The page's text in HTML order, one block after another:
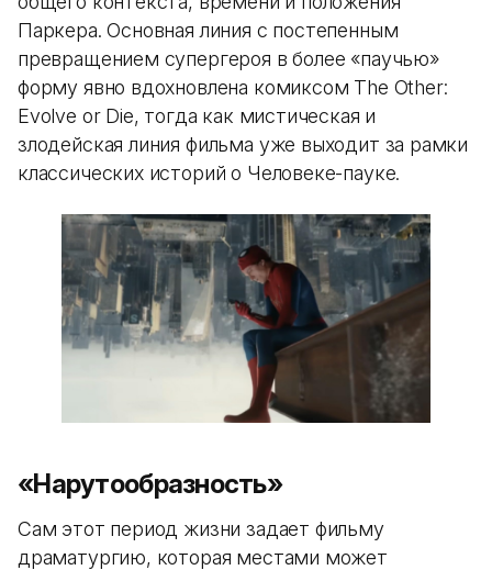
Паркера. Основная линия с постепенным
превращением супергероя в более «паучью»
форму явно вдохновлена комиксом The Other:
Evolve or Die, тогда как мистическая и
злодейская линия фильма уже выходит за рамки
классических историй о Человеке-пауке.
«Нарутообразность»
Сам этот период жизни задает фильму
драматургию, которая местами может